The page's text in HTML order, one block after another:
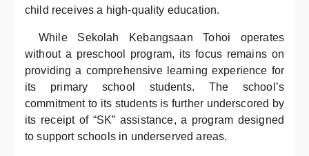
child receives a high-quality education.
While Sekolah Kebangsaan Tohoi operates
without a preschool program, its focus remains on
providing a comprehensive learning experience for
its primary school students. The school’s
commitment to its students is further underscored by
its receipt of “SK” assistance, a program designed
to support schools in underserved areas.